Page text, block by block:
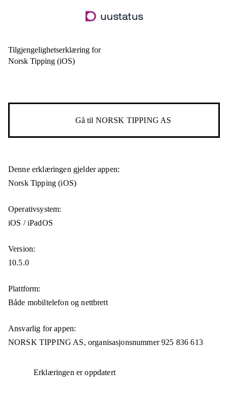
til
Tilgjengelighetserklæring for
Norsk Tipping (iOS)
Gå til NORSK TIPPING AS
Denne erklæringen gjelder appen:
Norsk Tipping (iOS)
Operativsystem:
iOS / iPadOS
Version:
10.5.0
Plattform:
Både mobiltelefon og nettbrett
Ansvarlig for appen:
NORSK TIPPING AS, organisasjonsnummer 925 836 613
Erklæringen er oppdatert